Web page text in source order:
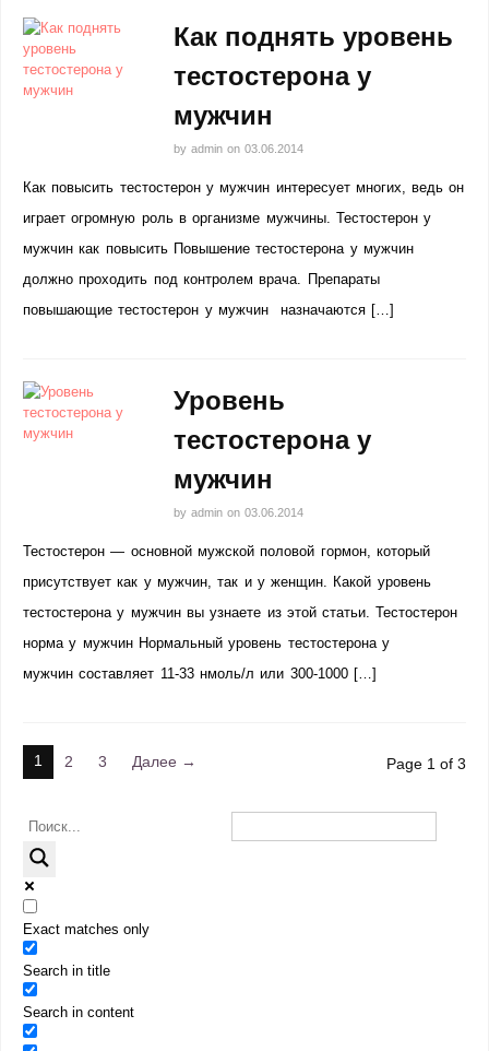
Как поднять уровень
тестостерона у
мужчин
by admin on 03.06.2014
Как повысить тестостерон у мужчин интересует многих, ведь он
играет огромную роль в организме мужчины. Тестостерон у
мужчин как повысить Повышение тестостерона у мужчин
должно проходить под контролем врача. Препараты
повышающие тестостерон у мужчин назначаются […]
Уровень
тестостерона у
мужчин
by admin on 03.06.2014
Тестостерон — основной мужской половой гормон, который
присутствует как у мужчин, так и у женщин. Какой уровень
тестостерона у мужчин вы узнаете из этой статьи. Тестостерон
норма у мужчин Нормальный уровень тестостерона у
мужчин составляет 11-33 нмоль/л или 300-1000 […]
1 2 3 Далее → Page 1 of 3
Exact matches only
Search in title
Search in content